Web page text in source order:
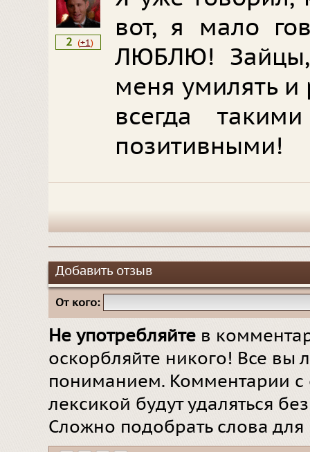
2 (+1)
вот, я мало
ЛЮБЛЮ!
меня умилять и
всегда
позитивными!
Добавить отзыв
От кого:
Не употребляйте в
оскорбляйте никого! Все вы
пониманием. Комментарии
лексикой будут удаляться
Сложно подобрать слова